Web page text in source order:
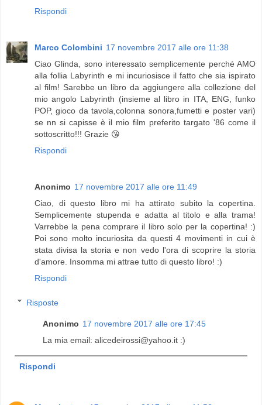
Rispondi
Marco Colombini 17 novembre 2017 alle ore 11:38
Ciao Glinda, sono interessato semplicemente perché AMO
alla follia Labyrinth e mi incuriosisce il fatto che sia ispirato
al film! Sarebbe un libro da aggiungere alla collezione del
mio angolo Labyrinth (insieme al libro in ITA, ENG, funko
POP, gioco da tavola,colonna sonora,fumetti e poster vari)
se nn si capisse è il mio film preferito targato '86 come il
sottoscritto!!! Grazie 😘
Rispondi
Anonimo 17 novembre 2017 alle ore 11:49
Ciao, di questo libro mi ha attirato subito la copertina.
Semplicemente stupenda e adatta al titolo e alla trama!
Varrebbe la pena comprare il libro solo per la copertina! :)
Poi sono molto incuriosita da questi 4 movimenti in cui è
stata divisa la storia e non vedo l'ora di scoprire la storia
d'amore. Insomma mi attrae tutto di questo libro! :)
Rispondi
Risposte
Anonimo 17 novembre 2017 alle ore 17:45
La mia email: alicedeirossi@yahoo.it :)
Rispondi